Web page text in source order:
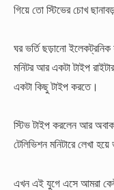
গিয়ে তো স্টিভের চোখ
ঘর ভর্তি ছড়ানো ইলেকট্রনিক
মনিটর আর একটা টাইপ
একটা কিছু টাইপ করতে।
স্টিভ টাইপ করলেন আর
টেলিভিশন মনিটারে লেখা
এখন এই যুগে এসে আমরা কেউ